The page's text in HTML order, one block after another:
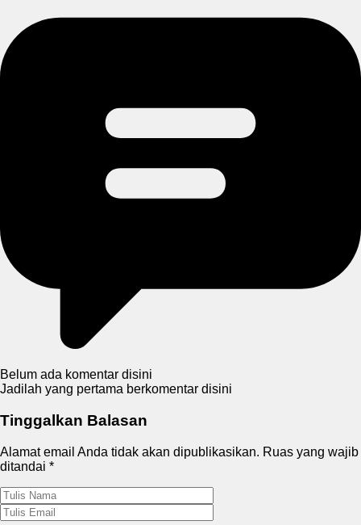
Belum ada komentar disini
Jadilah yang pertama berkomentar disini
Tinggalkan Balasan
Alamat email Anda tidak akan dipublikasikan. Ruas yang wajib
ditandai *